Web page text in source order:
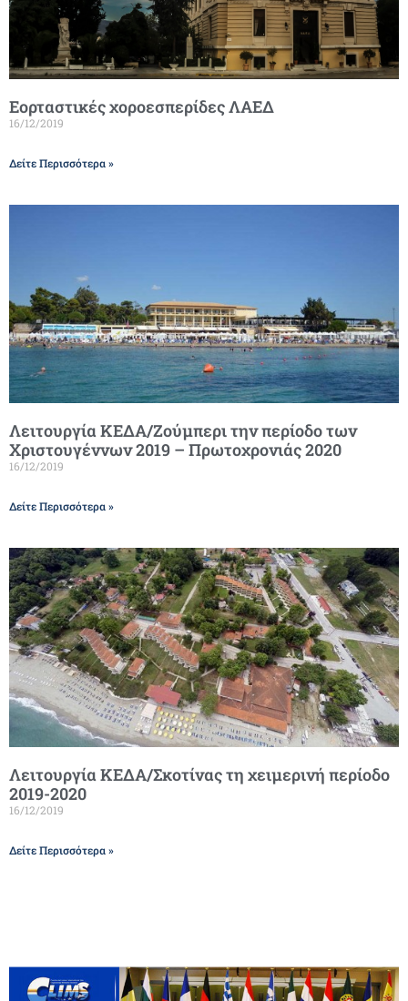
Εορταστικές χοροεσπερίδες ΛΑΕΔ
16/12/2019
Δείτε Περισσότερα »
Λειτουργία ΚΕΔΑ/Ζούμπερι την περίοδο των
Χριστουγέννων 2019 – Πρωτοχρονιάς 2020
16/12/2019
Δείτε Περισσότερα »
Λειτουργία ΚΕΔΑ/Σκοτίνας τη χειμερινή περίοδο
2019-2020
16/12/2019
Δείτε Περισσότερα »